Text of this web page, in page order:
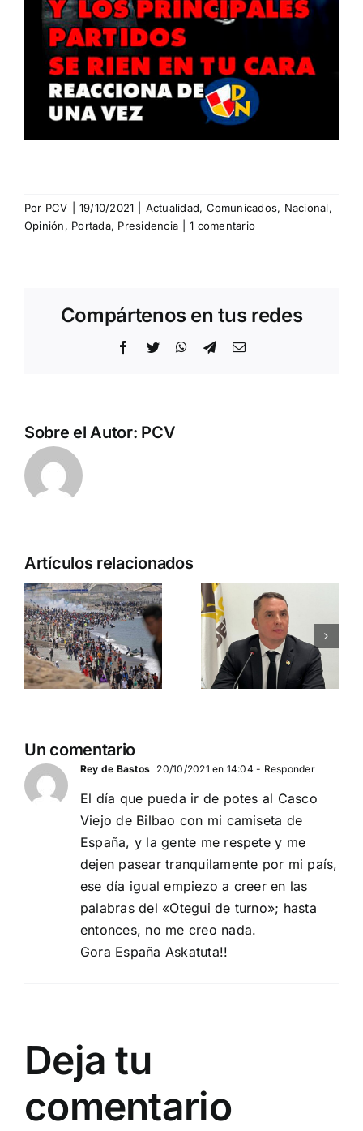
Por PCV 19/10/2021 Actualidad, Comunicados, Nacional,
Opinión, Portada, Presidencia 1 comentario
Compártenos en tus redes
Facebook
Twitter WhatsApp
TelegramCorreo
Sobre el Autor: PCV
Artículos relacionados
Ante los
incendios
de
Guadalajara
y el resto
del país
PEDRO CHAPARRO
NACIONAL)
Comienza
tu camino
hacia las
2027
Un comentario
Rey de Bastos 20/10/2021 en 14:04 - Responder
El día que pueda ir de potes al Casco
Viejo de Bilbao con mi camiseta de
España, y la gente me respete y me
dejen pasear tranquilamente por mi país,
ese día igual empiezo a creer en las
palabras del «Otegui de turno»; hasta
entonces, no me creo nada.
Gora España Askatuta!!
Deja tu
comentario